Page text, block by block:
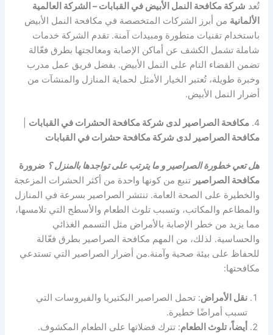
تُعد شركة مكافحة النمل الأبيض في القبابات – الشركة العالمية
الألمانية من أبرز الشركات المتخصصة في مكافحة النمل الأبيض
باستخدام تقنيات متطورة ومبيدات آمنة. تقدم الشركة خدمات
شاملة تشمل الكشف عن أماكن الإصابة ومعالجتها بطرق فعّالة
تضمن القضاء التام على النمل الأبيض. بفضل فريق عمل مدرب
وخبرة طويلة، تُعتبر الخيار الأمثل لحماية المنازل والمنشآت من
أضرار النمل الأبيض.
4. مكافحة الصراصير لدى شركة مكافحة الحشرات في القبابات
مكافحة الصراصير لدى شركة مكافحة حشرات في القبابات
هل تعي خطورة الصراصير و ما يترتب على تواجدها بالمنزل ؟ ضرورة
مكافحة الصراصير تنبع من كونها واحدة من أكثر الحشرات المزعجة
والخطيرة على الصحة العامة. تنتشر الصراصير بسرعة في المنازل
والمطاعم والمكاتب، وتسبب تلوث الطعام والأسطح التي تلامسها،
مما يزيد من خطر الإصابة بالأمراض مثل التسمم الغذائي
والحساسية. لذلك، من المهم مكافحة الصراصير بطرق فعّالة
للحفاظ على بيئة صحية وآمنة.من أضرار الصراصير التي تستدعي
مكافحتها:
نقل الأمراض: تحمل الصراصير البكتيريا والفيروسات التي
تسبب أمراضًا خطيرة.
أيضاً، تلوث الطعام: تترك فضلاتها على الطعام المكشوف.